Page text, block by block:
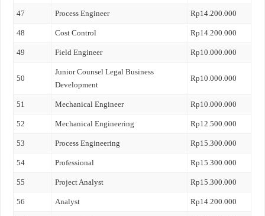
47 Process Engineer Rp14.200.000
48 Cost Control Rp14.200.000
49 Field Engineer Rp10.000.000
50
Junior Counsel Legal Business
Development
Rp10.000.000
51 Mechanical Engineer Rp10.000.000
52 Mechanical Engineering Rp12.500.000
53 Process Engineering Rp15.300.000
54 Professional Rp15.300.000
55 Project Analyst Rp15.300.000
56 Analyst Rp14.200.000